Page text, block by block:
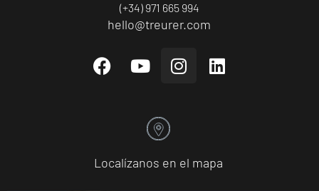
(+34) 971 665 994
hello@treurer.com
Localízanos en el mapa